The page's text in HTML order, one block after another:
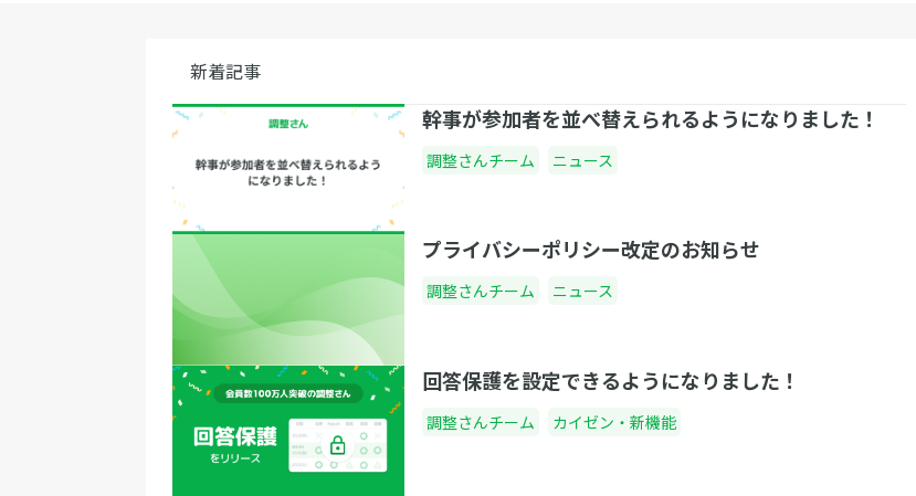
を台本付きで３つにわけてご紹介いたします。
のカギを握るのが、初めの挨拶ではないでしょ
うか。その場に集まった人々のテンションや意
識を一気につかむことが出来れば、懇親会の成
功にぐっと近づきます。難しいことに、乾杯な
どの挨拶ならば上司に依頼することもできます
が、初めの挨拶はどうしても司会者がしないわ
けにはいきません。その意味でも、ぜひ初めの
挨拶を成功させましょう。 初めの挨拶で話すポ
イントは２つです。 １つ目は「参加者へのお
礼」、 2つ目は「懇親会の趣旨の説明」となり
ます。 以下に、台本をお示しします。 「皆
様、本日は懇親会にご参加頂き、誠に有難う御
座います。司会を担当させて頂きます〇〇＜フ
マイページ機能です！ マイページはあなた専用
のページです。 調整さんで会員登録すれば、ロ
とができるようになりました！ 「1週間前に回
のマイページ上にある履歴一覧により解決する
ことができるんです！ 履歴一覧画面では、自分
が『幹事』の場合は緑色、『参加者』の場合は
新着記事
幹事が参加者を並べ替えられるようになりました！
調整さんチーム ニュース
プライバシーポリシー改定のお知らせ
調整さんチーム ニュース
回答保護を設定できるようになりました！
調整さんチーム カイゼン・新機能